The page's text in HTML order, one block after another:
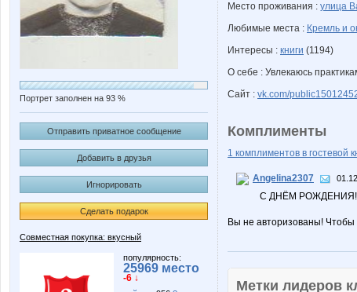
Портрет заполнен на 93 %
Отправить приватное сообщение
Добавить в друзья
Игнорировать
Сделать подарок
Совместная покупка: вкусный
популярность:
25969 место
-6 ↓
Место проживания : улица
Любимые места : Кремль и
Интересы : книги (1194)
О себе : Увлекаюсь
Сайт : vk.com/
Комплименты
1 комплиментов в гостевой
Angelina2307
С ДНЁМ РОЖДЕНИЯ!
Вы не авторизованы!
Метки лидеров